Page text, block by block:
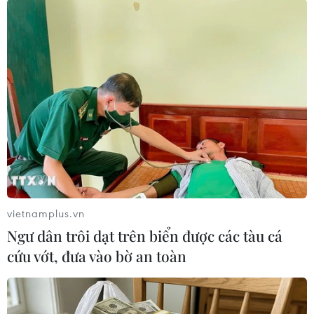
xe có động cơ tăng 10,5%.../.
#tồn kho #công nghiệp #Tổng Cục Thống Kê
vietnamplus.vn
Ngư dân trôi dạt trên biển được các tàu cá
cứu vớt, đưa vào bờ an toàn